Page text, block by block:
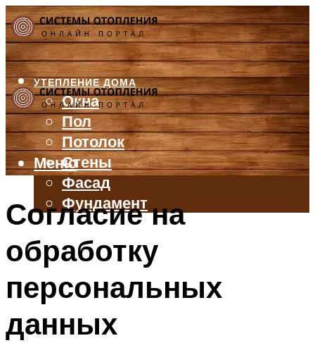
УТЕПЛЕНИЕ ДОМА
Окна
Пол
Потолок
Стены
Фасад
Фундамент
БАЛКОН И ЛОДЖИЯ
КРЫША
ВЕНТИЛЯЦИЯ
ТРУБЫ
Меню
Меню
Согласие на
обработку
персональных
данных